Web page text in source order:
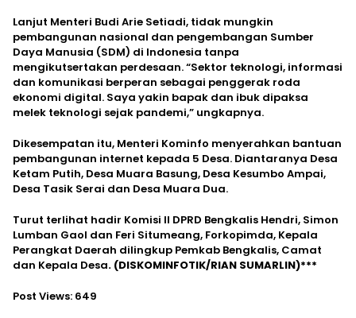
Lanjut Menteri Budi Arie Setiadi, tidak mungkin
pembangunan nasional dan pengembangan Sumber
Daya Manusia (SDM) di Indonesia tanpa
mengikutsertakan perdesaan. “Sektor teknologi, informasi
dan komunikasi berperan sebagai penggerak roda
ekonomi digital. Saya yakin bapak dan ibuk dipaksa
melek teknologi sejak pandemi,” ungkapnya.
Dikesempatan itu, Menteri Kominfo menyerahkan bantuan
pembangunan internet kepada 5 Desa. Diantaranya Desa
Ketam Putih, Desa Muara Basung, Desa Kesumbo Ampai,
Desa Tasik Serai dan Desa Muara Dua.
Turut terlihat hadir Komisi II DPRD Bengkalis Hendri, Simon
Lumban Gaol dan Feri Situmeang, Forkopimda, Kepala
Perangkat Daerah dilingkup Pemkab Bengkalis, Camat
dan Kepala Desa. (DISKOMINFOTIK/RIAN SUMARLIN)***
Post Views: 649